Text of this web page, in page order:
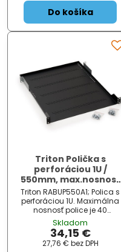
Do košíka
Triton Polička s
perforáciou 1U /
550mm, max.nosnost
40kg
Triton RABUP550A1; Polica s
perforáciou 1U. Maximálna
nosnosť police je 40
kg. ZÁKLADNÉ
ŠPECIFIKÁCIE; Farba:
čierna; Veľkosť: 19 ", hĺbka 550
mm; Dosť ...
Skladom
34,15 €
27,76 € bez DPH